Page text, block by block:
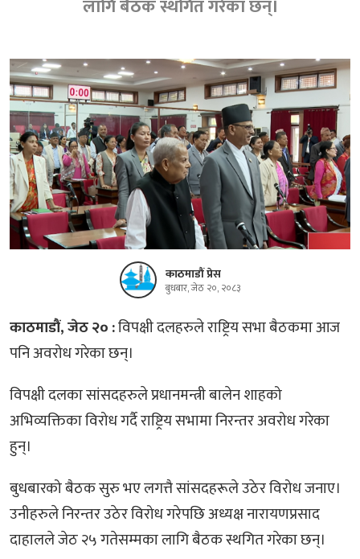
लागि बैठक स्थगित गरेका छन्।
काठमाडौं प्रेस
बुधबार, जेठ २०, २०८३
काठमाडौं, जेठ २० :विपक्षी दलहरुले राष्ट्रिय सभा बैठकमा आज
पनि अवरोध गरेका छन्।
विपक्षी दलका सांसदहरुले प्रधानमन्त्री बालेन शाहको
अभिव्यक्तिका विरोध गर्दै राष्ट्रिय सभामा निरन्तर अवरोध गरेका
हुन्।
बुधबारको बैठक सुरु भए लगत्तै सांसदहरूले उठेर विरोध जनाए।
उनीहरुले निरन्तर उठेर विरोध गरेपछि अध्यक्ष नारायणप्रसाद
दाहालले जेठ २५ गतेसम्मका लागि बैठक स्थगित गरेका छन्।